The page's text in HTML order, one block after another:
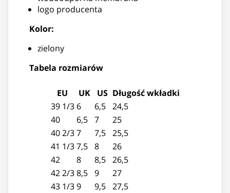
logo producenta
Kolor:
zielony
Tabela rozmiarów
EU UK US Długość wkładki
39 1/3 6 6,5
24,5
40
6,5 7
25
40 2/3 7 7,5
25,5
41 1/3 7,5 8
26
42
8 8,5
26,5
42 2/3 8,5 9
27
43 1/3 9 9,5
27,5